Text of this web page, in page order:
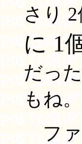
さり
に 1
だっ
もね
ファ